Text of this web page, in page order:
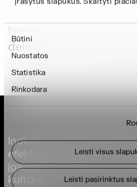
Sutikimo
pasirinkimas
Būtini
Nuostatos
Statistika
Rinkodara
Leisti visus
Leisti pasirinktus
Kontaktai
Individualus požiūris į
efektyvūs generalinės
įgalinanti bei idėjoms
kultūra.